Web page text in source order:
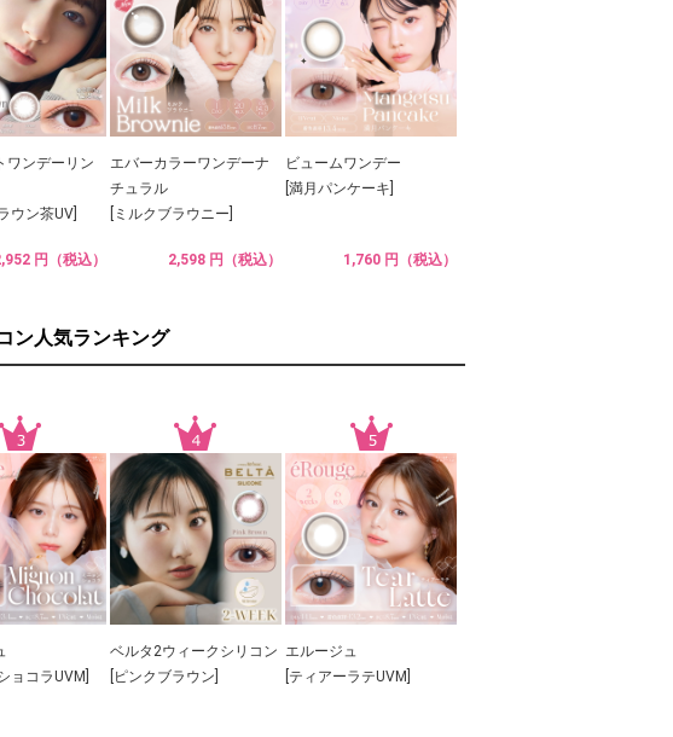
ワンデーリン
ウン茶UV]
円（税込）
エバーカラーワンデーナ
チュラル
[ミルクブラウニー]
2,598 円（税込）
ビュームワンデー
[満月パンケーキ]
1,760 円（税込）
ン人気ランキング
ョコラUVM]
ベルタ2ウィークシリコン
[ピンクブラウン]
エルージュ
[ティアーラテUVM]